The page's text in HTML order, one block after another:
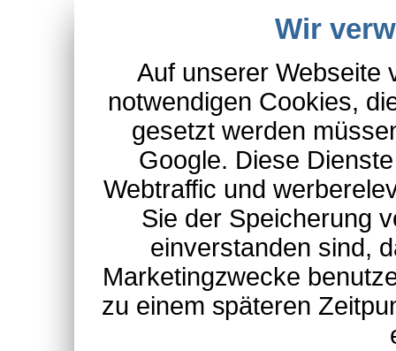
Wir
Auf unserer Webseite
notwendigen Cookies,
gesetzt werden
Google. Diese
Webtraffic und
Sie der Speicherung
einverstanden sind,
Marketingzwecke
zu einem späteren